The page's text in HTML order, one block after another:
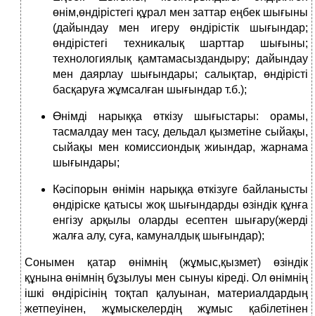
өнім,өндірістегі құрал мен заттар еңбек шығыны
(дайындау мен игеру өндірістік шығындар;
өндірістегі техникалық шарттар шығыны;
технологиялық қамтамасыздандыру; дайындау
мен даярлау шығындары; салықтар, өндірісті
басқаруға жұмсалған шығындар т.б.);
Өнімді нарыққа өткізу шығыстары: орамы,
тасмалдау мен тасу, дельдал қызметіне сыйақы,
сыйақы мен комиссиондық жиындар, жарнама
шығындары;
Кәсіпорын өнімін нарыққа өткізуге байланысты
өндіріске қатысы жоқ шығындарды өзіндік құнға
енгізу арқылы оларды есептен шығару(жерді
жалға алу, суға, камуналдық шығындар);
Сонымен қатар өнімнің (жұмыс,қызмет) өзіндік
құнына өнімнің бұзылуы мен сынуы кіреді. Ол өнімнің
ішкі өндірісінің тоқтап қалуынан, материалдардың
жетпеуінен, жұмыскелердің жұмыс қабілетінен